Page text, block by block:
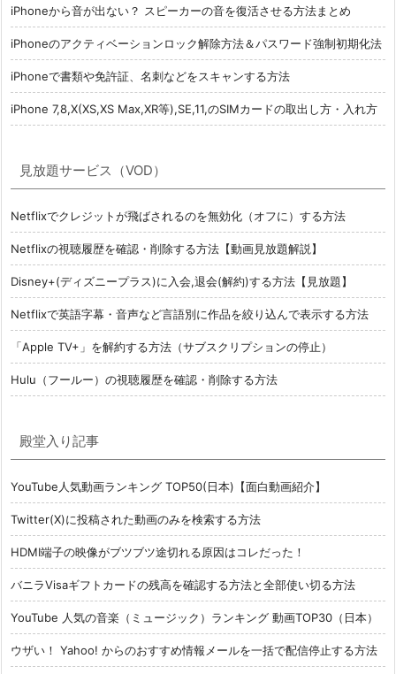
iPhoneから音が出ない？ スピーカーの音を復活させる方法まとめ
iPhoneのアクティベーションロック解除方法＆パスワード強制初期化法
iPhoneで書類や免許証、名刺などをスキャンする方法
iPhone 7,8,X(XS,XS Max,XR等),SE,11,のSIMカードの取出し方・入れ方
見放題サービス（VOD）
Netflixでクレジットが飛ばされるのを無効化（オフに）する方法
Netflixの視聴履歴を確認・削除する方法【動画見放題解説】
Disney+(ディズニープラス)に入会,退会(解約)する方法【見放題】
Netflixで英語字幕・音声など言語別に作品を絞り込んで表示する方法
「Apple TV+」を解約する方法（サブスクリプションの停止）
Hulu（フールー）の視聴履歴を確認・削除する方法
殿堂入り記事
YouTube人気動画ランキング TOP50(日本)【面白動画紹介】
Twitter(X)に投稿された動画のみを検索する方法
HDMI端子の映像がブツブツ途切れる原因はコレだった！
バニラVisaギフトカードの残高を確認する方法と全部使い切る方法
YouTube 人気の音楽（ミュージック）ランキング 動画TOP30（日本）
ウザい！ Yahoo! からのおすすめ情報メールを一括で配信停止する方法